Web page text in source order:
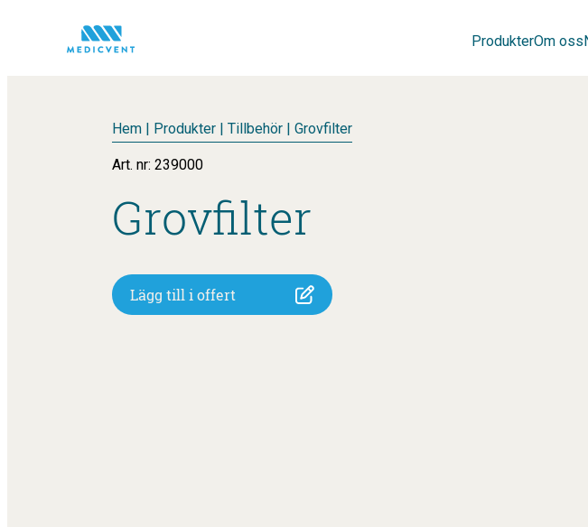
ProdukterOm oss
Hem| Produkter| Tillbehör| Grovfilter
Art. nr: 239000
Grovfilter
Lägg till i offert